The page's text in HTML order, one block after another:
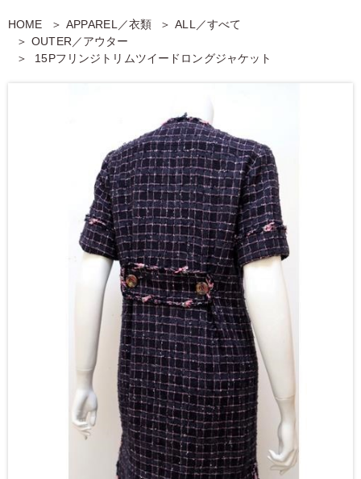
HOME APPAREL／衣類
ALL／すべて
OUTER／アウター
15Pフリンジトリムツイードロングジャケット